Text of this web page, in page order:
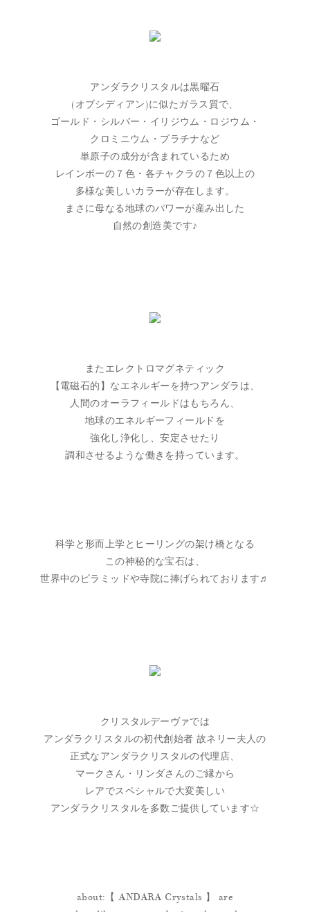
アンダラクリスタルは黒曜石
(オブシディアン)に似たガラス質で、
ゴールド・シルバー・イリジウム・ロジウム・
クロミニウム・プラチナなど
単原子の成分が含まれているため
レインボーの７色・各チャクラの７色以上の
多様な美しいカラーが存在します。
まさに母なる地球のパワーが産み出した
自然の創造美です♪
またエレクトロマグネティック
【電磁石的】なエネルギーを持つアンダラは、
人間のオーラフィールドはもちろん、
地球のエネルギーフィールドを
強化し浄化し、安定させたり
調和させるような働きを持っています。
科学と形而上学とヒーリングの架け橋となる
この神秘的な宝石は、
世界中のピラミッドや寺院に捧げられております♬
クリスタルデーヴァでは
アンダラクリスタルの初代創始者 故ネリー夫人の
正式なアンダラクリスタルの代理店、
マークさん・リンダさんのご縁から
レアでスペシャルで大変美しい
アンダラクリスタルを多数ご提供しています☆
about:【 ANDARA Crystals 】 are